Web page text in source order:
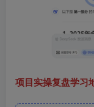
项目实操复盘学习